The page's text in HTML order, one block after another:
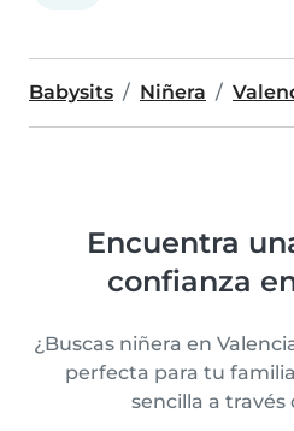
Babysits Niñera
Encuentra
confianza
¿Buscas niñera en
perfecta para tu
sencilla a través